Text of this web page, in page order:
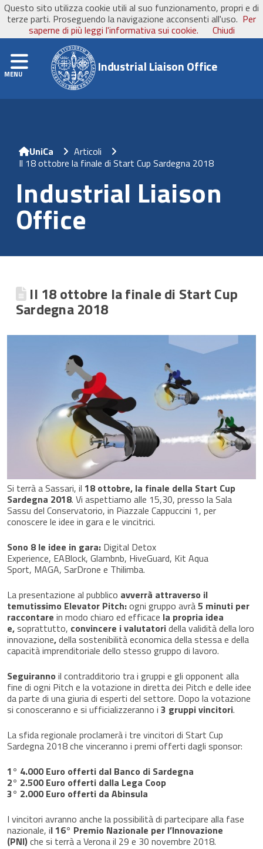
UniCa- Università degli Studi di Cagliari
Industrial Liaison Office
Navigation
Industrial Liaison
Office
HomeArticoli
Il 18 ottobre la finale di Start Cup Sardegna 2018
Il 18 ottobre la finale di Start Cup
Sardegna 2018
Si terrà a Sassari, il 18 ottobre, la finale della Start Cup
Sardegna 2018. Vi aspettiamo alle 15,30, presso la Sala
Sassu del Conservatorio, in Piazzale Cappuccini 1, per
conoscere le idee in gara e le vincitrici.
Sono 8 le idee in gara: Digital Detox
Experience, EABlock, Glambnb, HiveGuard, Kit Aqua
Sport, MAGA, SarDrone e Thilimba.
La presentazione al pubblico avverrà attraverso il
temutissimo Elevator Pitch:ogni gruppo avrà5 minuti per
raccontare in modo chiaro ed efficace la propria idea
e,soprattutto, convincere i valutatoridella validità della loro
innovazione,della sostenibilità economica della stessa e della
capacità imprenditoriale dello stesso gruppo di lavoro.
Seguiranno il contradditorio tra i gruppi e gli opponent alla
fine di ogni Pitch e la votazione in diretta dei Pitch e delle idee
da parte di una giuria di esperti del settore. Dopo la votazione
si conosceranno e si ufficializzeranno i 3 gruppi vincitori.
La sfida regionale proclamerà i tre vincitori di Start Cup
Sardegna 2018 che vinceranno i premi offerti dagli sponsor:
1° 4.000 Euro offerti dal Banco di Sardegna
2° 2.500 Euro offerti dalla Lega Coop
3° 2.000 Euro offerti da Abinsula
I vincitori avranno anche la possibilità di partecipare alla fase
nazionale, il 16° Premio Nazionale per l’Innovazione
(PNI)che si terrà a Verona il 29 e 30 novembre 2018.
Questo sito utilizza cookie utili al suo funzionamento, propri e di
terze parti. Proseguendo la navigazione acconsenti all'uso. Per
saperne di più leggi l'informativa sui cookie. Chiudi